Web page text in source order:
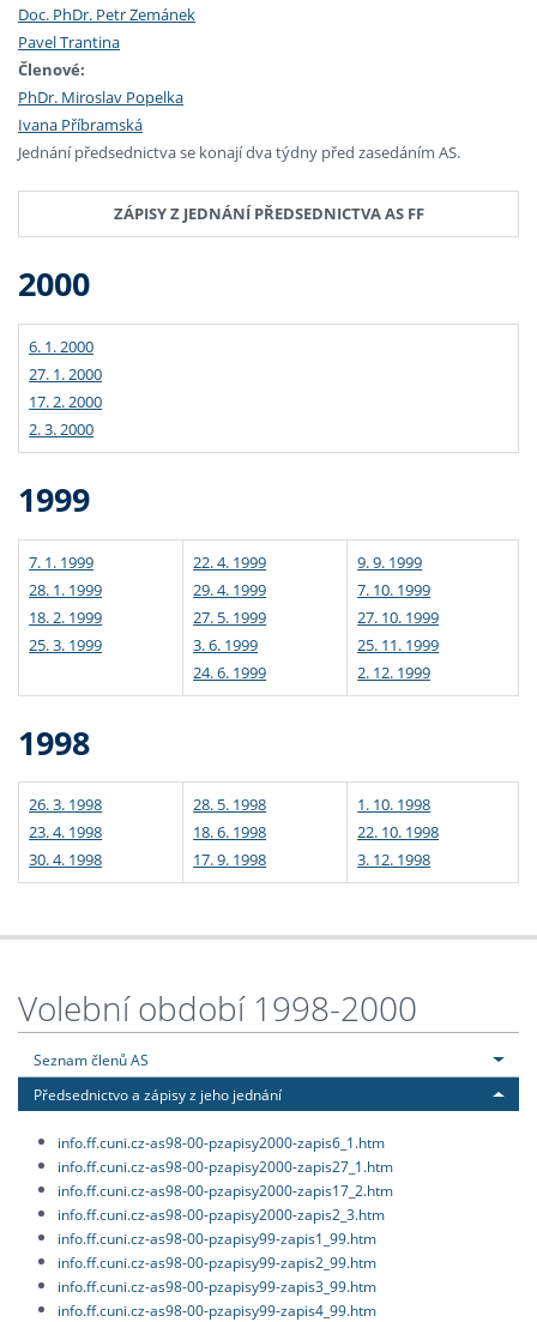
Doc. PhDr. Petr Zemánek
Pavel Trantina
Členové:
PhDr. Miroslav Popelka
Ivana Příbramská
Jednání předsednictva se konají dva týdny před zasedáním AS.
ZÁPISY Z JEDNÁNÍ PŘEDSEDNICTVA AS FF
2000
6. 1. 2000
27. 1. 2000
17. 2. 2000
2. 3. 2000
1999
7. 1. 1999
28. 1. 1999
18. 2. 1999
25. 3. 1999
22. 4. 1999
29. 4. 1999
27. 5. 1999
3. 6. 1999
24. 6. 1999
9. 9. 1999
7. 10. 1999
27. 10. 1999
25. 11. 1999
2. 12. 1999
1998
26. 3. 1998
23. 4. 1998
30. 4. 1998
28. 5. 1998
18. 6. 1998
17. 9. 1998
1. 10. 1998
22. 10. 1998
3. 12. 1998
Volební období 1998-2000
Seznam členů AS
Předsednictvo a zápisy z jeho jednání
info.ff.cuni.cz-as98-00-pzapisy2000-zapis6_1.htm
info.ff.cuni.cz-as98-00-pzapisy2000-zapis27_1.htm
info.ff.cuni.cz-as98-00-pzapisy2000-zapis17_2.htm
info.ff.cuni.cz-as98-00-pzapisy2000-zapis2_3.htm
info.ff.cuni.cz-as98-00-pzapisy99-zapis1_99.htm
info.ff.cuni.cz-as98-00-pzapisy99-zapis2_99.htm
info.ff.cuni.cz-as98-00-pzapisy99-zapis3_99.htm
info.ff.cuni.cz-as98-00-pzapisy99-zapis4_99.htm